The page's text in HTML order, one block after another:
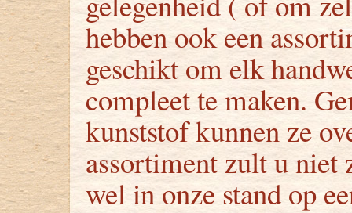
hebben ook een
geschikt om elk
compleet te maken.
kunststof kunnen ze
assortiment zult u niet
wel in onze stand op